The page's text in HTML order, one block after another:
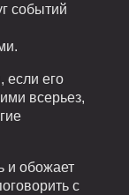
событий
если его
всерьез,
и обожает
с